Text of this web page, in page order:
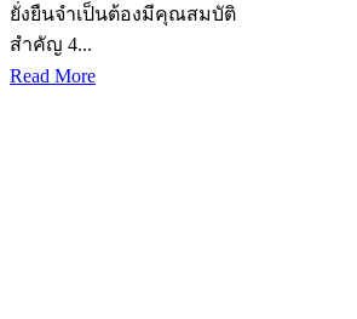
ยั่งยืนจำเป็นต้องมีคุณสมบัติ
สำคัญ 4...
Read More